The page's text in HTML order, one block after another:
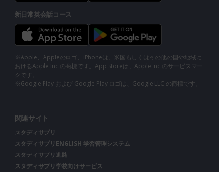
新日常英会話コース
※Apple、Appleのロゴ、iPhoneは、米国もしくはその他の国や地域に
おけるApple Inc.の商標です。App Storeは、Apple Inc.のサービスマー
クです。
※Google Play および Google Play ロゴは、Google LLC の商標です。
関連サイト
スタディサプリ
スタディサプリENGLISH 学習管理システム
スタディサプリ進路
スタディサプリ学校向けサービス